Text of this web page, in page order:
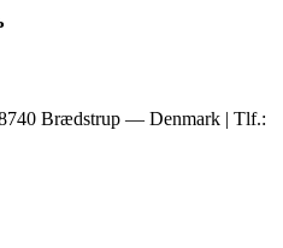
Brædstrup — Denmark | Tlf.: